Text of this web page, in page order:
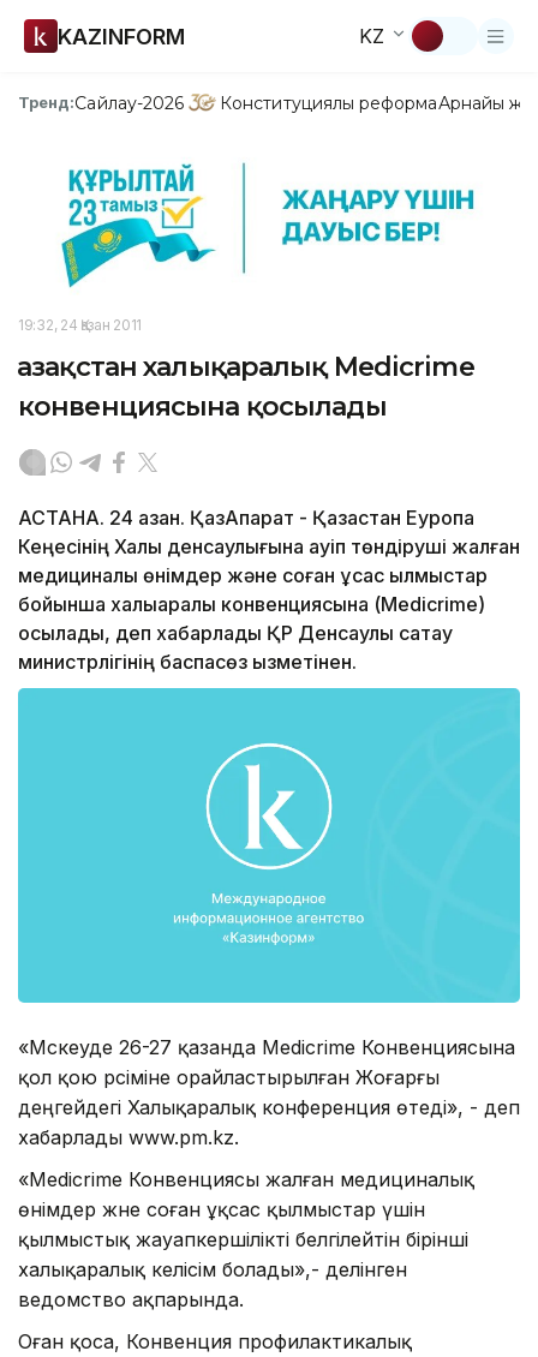
KAZINFORM KZ
Тренд:Сайлау-2026 Конституциялық реформаАрнайы
19:32, 24 Қазан 2011
Қазақстан халықаралық Medicrime
конвенциясына қосылады
АСТАНА. 24 қазан. ҚазАқпарат - Қазақстан Еуропа
Кеңесінің Халық денсаулығына қауіп төндіруші жалған
медициналық өнімдер және соған ұқсас қылмыстар
бойынша халықаралық конвенциясына (Medicrime)
қосылады, деп хабарлады ҚР Денсаулық сақтау
министрлігінің баспасөз қызметінен.
«Мәскеуде 26-27 қазанда Medicrime Конвенциясына
қол қою рәсіміне орайластырылған Жоғарғы
деңгейдегі Халықаралық конференция өтеді», - деп
хабарлады www.pm.kz.
«Medicrime Конвенциясы жалған медициналық
өнімдер және соған ұқсас қылмыстар үшін
қылмыстық жауапкершілікті белгілейтін бірінші
халықаралық келісім болады»,- делінген
ведомство ақпарында.
Оған қоса, Конвенция профилактикалық